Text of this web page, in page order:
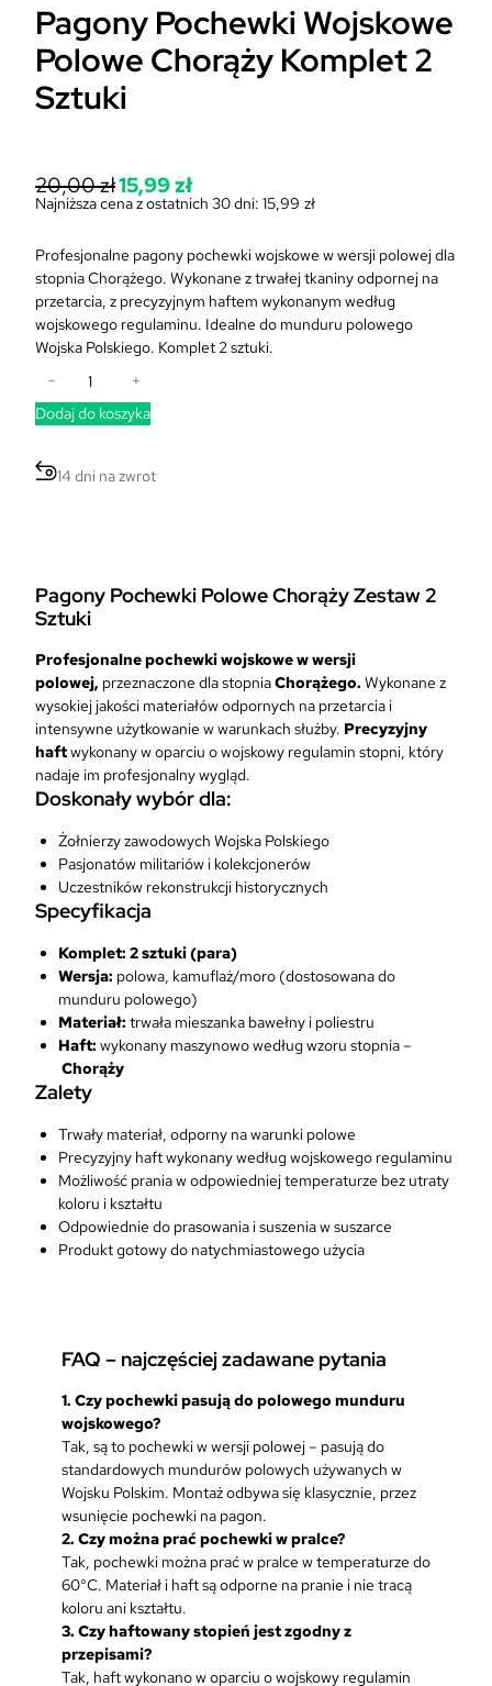
Pagony Pochewki Wojskowe
Polowe Chorąży Komplet 2
Sztuki
20,00złP
i
r
w
o
t
n
e
w
i
:
2
0
,
0
0
ł
.
15,99zł
A
t
u
a
l
n
e
a
i
:
1
,
9
9
z
ł
Najniższa cena z ostatnich 30 dni: 15,99 zł
Profesjonalne pagony pochewki wojskowe w wersji polowej dla
stopnia Chorążego. Wykonane z trwałej tkaniny odpornej na
przetarcia, z precyzyjnym haftem wykonanym według
wojskowego regulaminu. Idealne do munduru polowego
Wojska Polskiego. Komplet 2 sztuki.
o
ć
P
y
P
c
h
e
w
k
i
W
k
o
w
e
o
w
C
h
o
ą
− +
Dodaj do koszyka
14 dni na zwrot
Pagony Pochewki Polowe Chorąży Zestaw 2
Sztuki
Profesjonalne pochewki wojskowe w wersji
polowej, przeznaczone dla stopniaChorążego. Wykonane z
wysokiej jakości materiałów odpornych na przetarcia i
intensywne użytkowanie w warunkach służby. Precyzyjny
haftwykonany w oparciu o wojskowy regulamin stopni, który
nadaje im profesjonalny wygląd.
Doskonały wybór dla:
Żołnierzy zawodowych Wojska Polskiego
Pasjonatów militariów i kolekcjonerów
Uczestników rekonstrukcji historycznych
Specyfikacja
Komplet: 2 sztuki (para)
Wersja: polowa, kamuflaż/moro (dostosowana do
munduru polowego)
Materiał: trwała mieszanka bawełny i poliestru
Haft: wykonany maszynowo według wzoru stopnia –
Chorąży
Zalety
Trwały materiał, odporny na warunki polowe
Precyzyjny haft wykonany według wojskowego regulaminu
Możliwość prania w odpowiedniej temperaturze bez utraty
koloru i kształtu
Odpowiednie do prasowania i suszenia w suszarce
Produkt gotowy do natychmiastowego użycia
FAQ – najczęściej zadawane pytania
1. Czy pochewki pasują do polowego munduru
wojskowego?
Tak, są to pochewki w wersji polowej – pasują do
standardowych mundurów polowych używanych w
Wojsku Polskim. Montaż odbywa się klasycznie, przez
wsunięcie pochewki na pagon.
2. Czy można prać pochewki w pralce?
Tak, pochewki można prać w pralce w temperaturze do
60°C. Materiał i haft są odporne na pranie i nie tracą
koloru ani kształtu.
3. Czy haftowany stopień jest zgodny z
przepisami?
Tak, haft wykonano w oparciu o wojskowy regulamin